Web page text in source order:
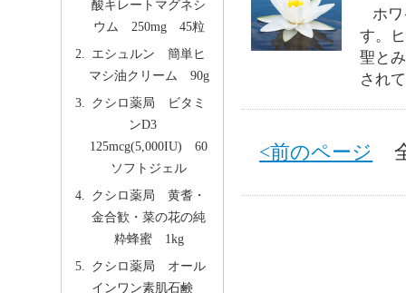
ホ
す。
聖と
され
<前のページ
酸キレートマグネシ
ウム 250mg 45粒
エシュルン 簡単ヒ
マシ油クリーム 90g
クシロ薬局 ビタミ
ンD3
125mcg(5,000IU) 60
ソフトジェル
クシロ薬局 黄耆・
金合歓・菜の花の純
粋蜂蜜 1kg
クシロ薬局 オール
インワン素肌石鹸